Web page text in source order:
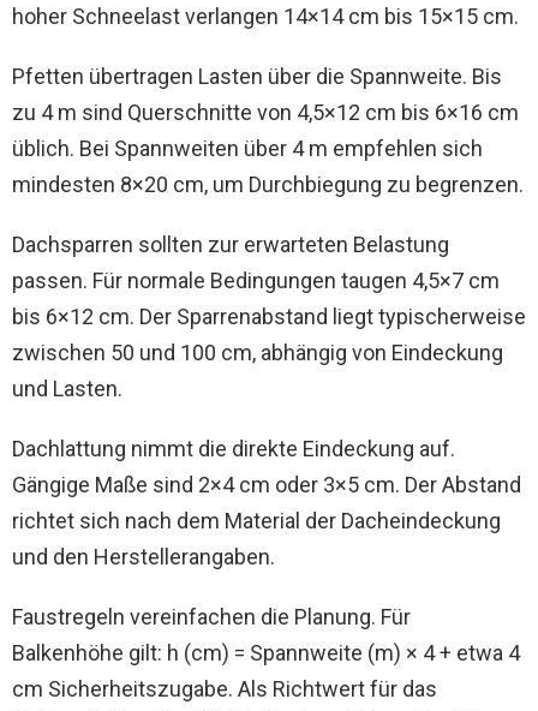
hoher Schneelast verlangen 14×14 cm bis 15×15 cm.
Pfetten übertragen Lasten über die Spannweite. Bis
zu 4 m sind Querschnitte von 4,5×12 cm bis 6×16 cm
üblich. Bei Spannweiten über 4 m empfehlen sich
mindesten 8×20 cm, um Durchbiegung zu begrenzen.
Dachsparren sollten zur erwarteten Belastung
passen. Für normale Bedingungen taugen 4,5×7 cm
bis 6×12 cm. Der Sparrenabstand liegt typischerweise
zwischen 50 und 100 cm, abhängig von Eindeckung
und Lasten.
Dachlattung nimmt die direkte Eindeckung auf.
Gängige Maße sind 2×4 cm oder 3×5 cm. Der Abstand
richtet sich nach dem Material der Dacheindeckung
und den Herstellerangaben.
Faustregeln vereinfachen die Planung. Für
Balkenhöhe gilt: h (cm) = Spannweite (m) × 4 + etwa 4
cm Sicherheitszugabe. Als Richtwert für das